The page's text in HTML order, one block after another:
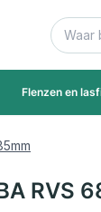
Zoek
Flenzen en
RVS